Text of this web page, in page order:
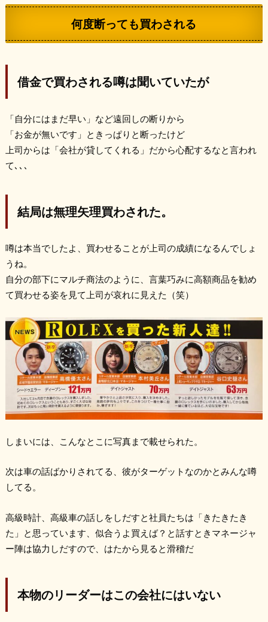
何度断っても買わされる
借金で買わされる噂は聞いていたが
「自分にはまだ早い」など遠回しの断りから
「お金が無いです」ときっぱりと断ったけど
上司からは「会社が貸してくれる」だから心配するなと言われ
て､､､
結局は無理矢理買わされた。
噂は本当でしたよ、買わせることが上司の成績になるんでしょ
うね。
自分の部下にマルチ商法のように、言葉巧みに高額商品を勧め
て買わせる姿を見て上司が哀れに見えた（笑）
しまいには、こんなとこに写真まで載せられた。
次は車の話ばかりされてる、彼がターゲットなのかとみんな噂
してる。
高級時計、高級車の話しをしだすと社員たちは「きたきたき
た」と思っています、似合うよ買えば？と話すときマネージャ
ー陣は協力しだすので、はたから見ると滑稽だ
本物のリーダーはこの会社にはいない